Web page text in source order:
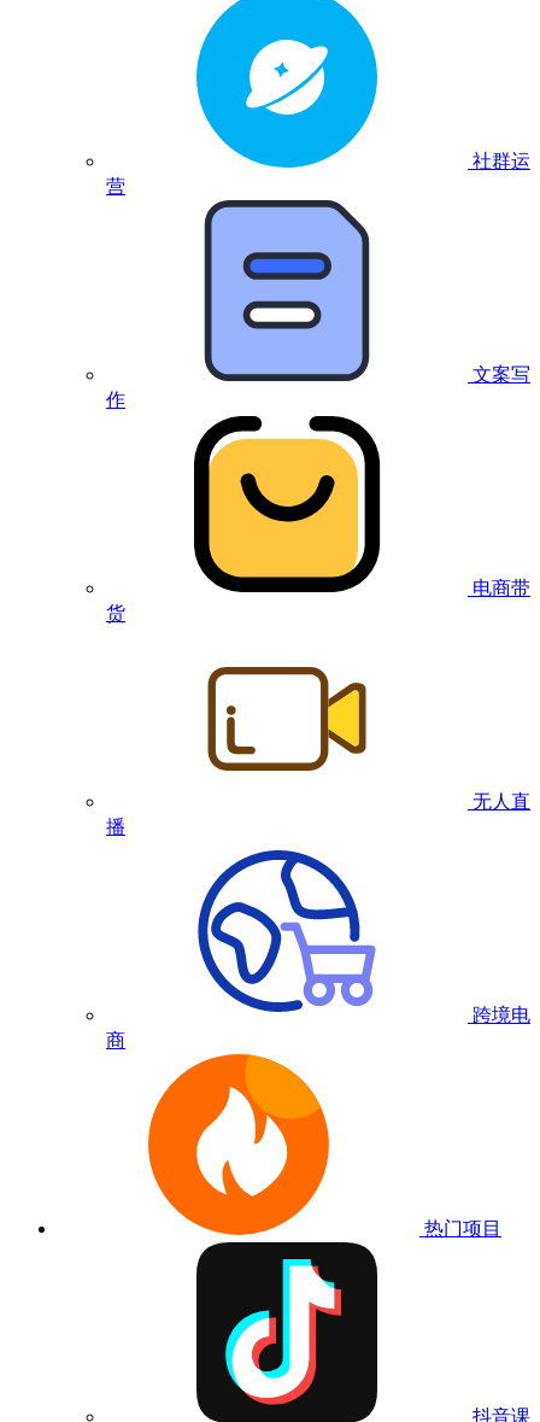
社群运
营
文案写
作
电商带
货
无人直
播
跨境电
商
热门项目
抖音课